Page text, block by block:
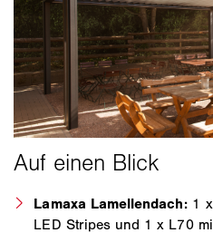
Lamaxa Lamellendach: 1
LED Stripes und 1 x L70